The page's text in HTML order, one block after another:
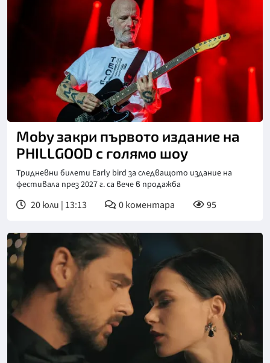
Moby закри първото издание на
PHILLGOOD с голямо шоу
Тридневни билети Early bird за следващото издание на
фестивала през 2027 г. са вече в продажба
20 юли | 13:13 0коментара 95